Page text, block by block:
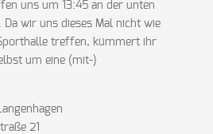
uns um 13:45 an der unten
Da wir uns dieses Mal nicht wie
treffen, kümmert ihr
um eine (mit-)
21